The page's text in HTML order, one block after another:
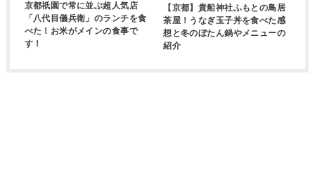
京都祇園で常に並ぶ超人気店
「八代目儀兵衛」のランチを食
べた！お米がメインの食事で
す！
【京都】貴船神社ふもとの鳥居
茶屋！うなぎ玉子丼を食べた感
想と冬のぼたん鍋やメニューの
紹介